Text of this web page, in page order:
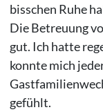
bisschen Ruhe
Die Betreuung
gut. Ich hatte
konnte mich
gefühlt.